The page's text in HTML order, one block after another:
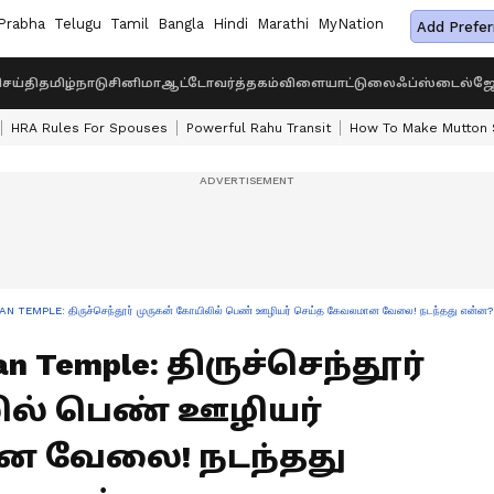
Telugu Tamil Bangla Hindi Marathi MyNation Add
தமிழ்நாடுசினிமாஆட்டோவர்த்தகம்விளையாட்டுலைஃப்ஸ்டைல்
HRA Rules For Spouses Powerful Rahu Transit How To Make Mutton
TEMPLE: திருச்செந்தூர் முருகன் கோயிலில் பெண் ஊழியர் செய்த கேவலமான வேலை! நடந்தது என்ன?
Temple: திருச்செந்தூர்
பெண் ஊழியர்
வேலை! நடந்தது